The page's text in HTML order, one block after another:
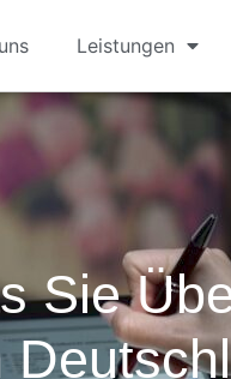
Leistungen
Sie